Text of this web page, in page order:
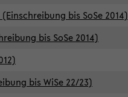
bis SoSe 2014)
bis SoSe 2014)
bis WiSe 22/23)